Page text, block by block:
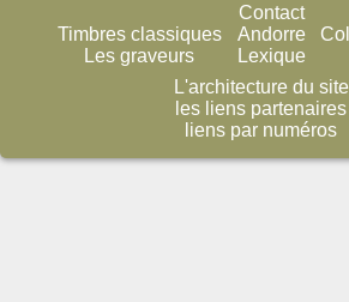
Timbres classiques
Les graveurs
Contact
Andorre
Lexique
L'architecture du site
les liens partenaires
liens par numéros